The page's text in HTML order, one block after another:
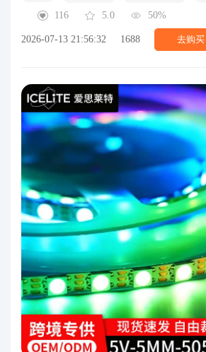
116
5.0 50%
2026-07-13 21:56:32 1688 去购买